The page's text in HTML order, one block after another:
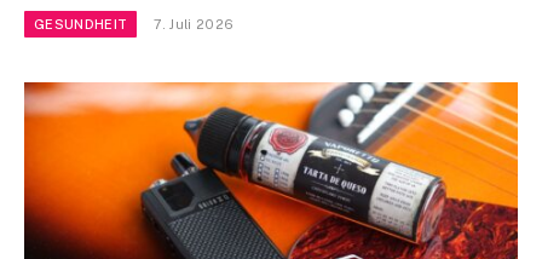
GESUNDHEIT 7. Juli 2026